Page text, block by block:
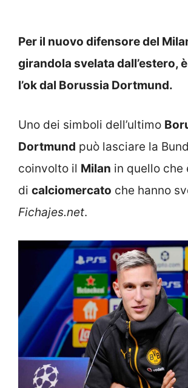
Per il nuovo difensore del
girandola svelata dall’estero,
l’ok dal Borussia Dortmund.
Uno dei simboli dell’ultimo
Dortmund può lasciare la
coinvolto il Milan in quello che
di calciomercato che hanno
Fichajes.net.